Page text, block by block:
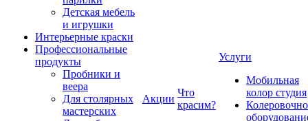
Детская мебель
и игрушки
Интерьерные краски
Профессиональные
продукты
Пробники и
веера
Для столярных
мастерских
Акции
Что
красим?
Услуги
Мобильная
колор студия